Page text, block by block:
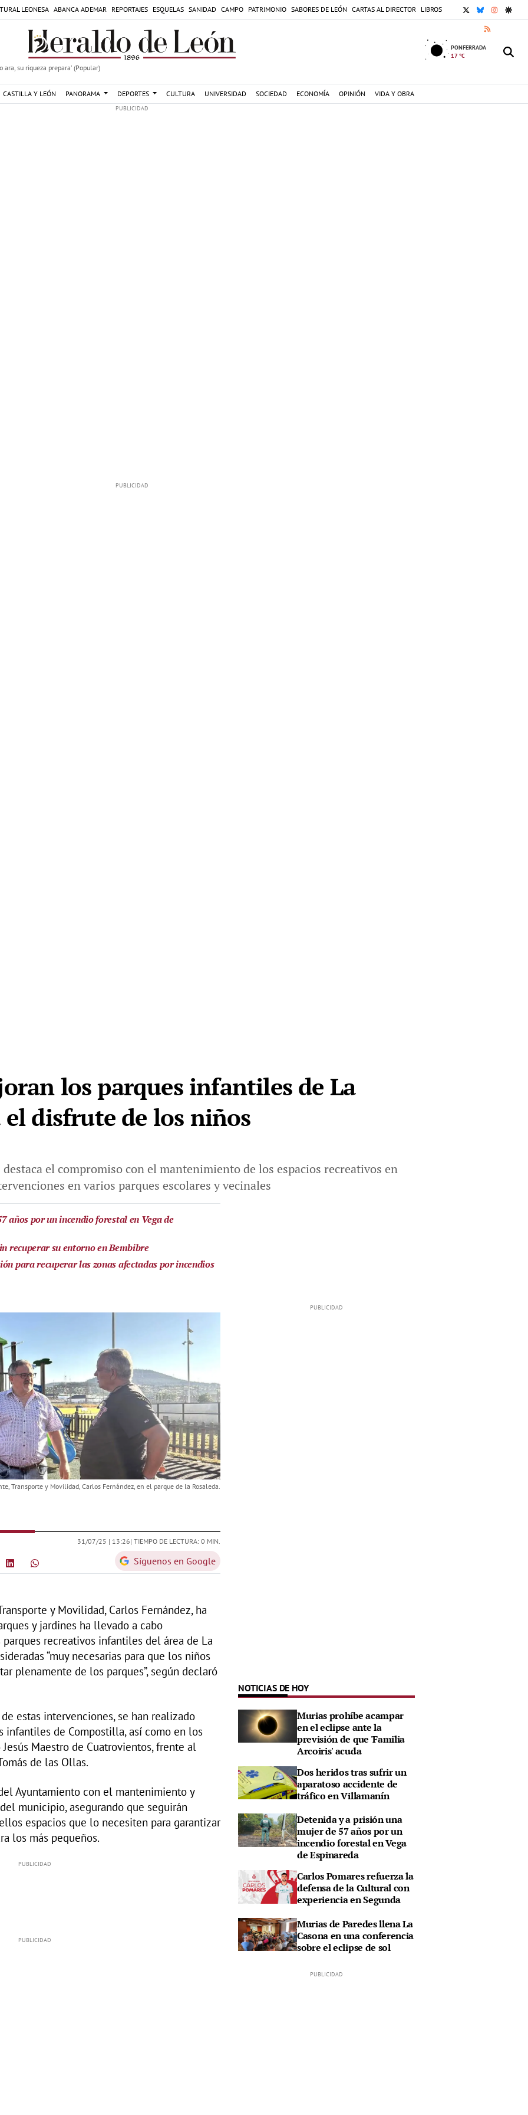
LEONESA ABANCA ADEMAR REPORTAJES ESQUELAS SANIDAD CAMPO PATRIMONIO SABORES DE LEÓN CARTAS AL DIRECTOR LIBROS X BLUESKY
RSS
ara, su riqueza prepara' (Popular)
PONFERRADA
17 °C
CASTILLA Y LEÓN PANORAMA DEPORTES CULTURA UNIVERSIDAD SOCIEDAD ECONOMÍA OPINIÓN VIDA Y OBRA
los parques infantiles de La
el disfrute de los niños
el compromiso con el mantenimiento de los espacios recreativos en
en varios parques escolares y vecinales
años por un incendio forestal en Vega de
recuperar su entorno en Bembibre
para recuperar las zonas afectadas por incendios
Transporte y Movilidad, Carlos Fernández, en el parque de la Rosaleda.
31/07/25 | 13:26| TIEMPO DE LECTURA: 0 MIN.
Síguenos en Google
y Movilidad, Carlos Fernández, ha
y jardines ha llevado a cabo
recreativos infantiles del área de La
“muy necesarias para que los niños
plenamente de los parques”, según declaró
estas intervenciones, se han realizado
infantiles de Compostilla, así como en los
Maestro de Cuatrovientos, frente al
de las Ollas.
Ayuntamiento con el mantenimiento y
municipio, asegurando que seguirán
espacios que lo necesiten para garantizar
los más pequeños.
NOTICIAS DE HOY
Murias prohíbe acampar
en el eclipse ante la
previsión de que 'Familia
Arcoiris' acuda
Dos heridos tras sufrir un
aparatoso accidente de
tráfico en Villamanín
Detenida y a prisión una
mujer de 57 años por un
incendio forestal en Vega
de Espinareda
Carlos Pomares refuerza la
defensa de la Cultural con
experiencia en Segunda
Murias de Paredes llena La
Casona en una conferencia
sobre el eclipse de sol